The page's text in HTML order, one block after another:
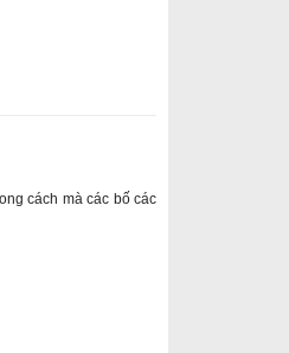
cách mà các bố các